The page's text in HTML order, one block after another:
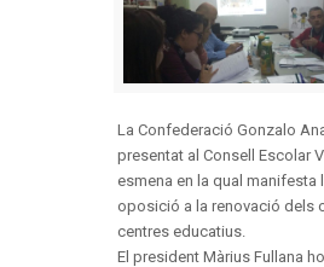
La Confederació Gonzalo
presentat al Consell Escolar
esmena en la qual manifesta
oposició a la renovació dels
centres educatius.
El president Màrius Fullana